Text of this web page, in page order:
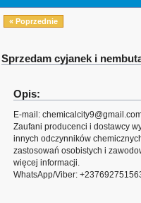
« Poprzednie
Sprzedam cyjanek i
Opis:
E-mail:
Zaufani producenci i dostawcy
innych odczynników
zastosowań osobistych i
więcej informacji.
WhatsApp/Viber: